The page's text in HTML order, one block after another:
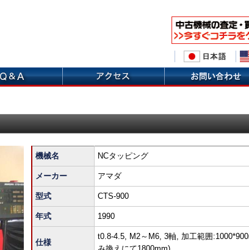
機械名 NCタッピング
メーカー アマダ
型式 CTS-900
年式 1990
仕様
t0.8-4.5, M2～M6, 3軸, 加工範囲